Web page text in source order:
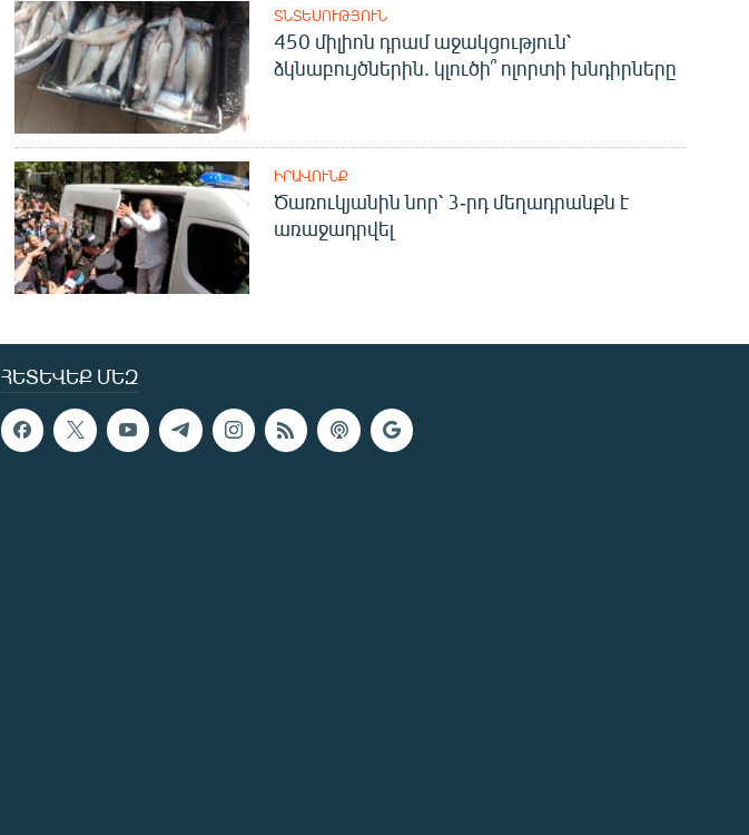
ՏՆՏԵՍՈՒԹՅՈՒՆ
450 միլիոն դրամ աջակցություն՝
ձկնաբույծներին. կլուծի՞ ոլորտի խնդիրները
ԻՐԱՎՈՒՆՔ
Ծառուկյանին նոր՝ 3-րդ մեղադրանքն է
առաջադրվել
ՀԵՏԵՎԵՔ ՄԵԶ